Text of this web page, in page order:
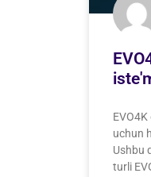
uchun
Ushbu
turli